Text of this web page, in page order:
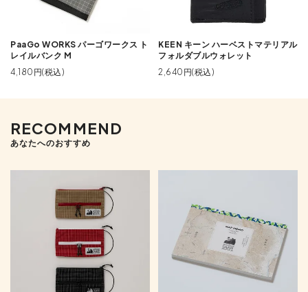
PaaGo WORKS パーゴワークス ト
レイルバンク M
4,180円(税込)
KEEN キーン ハーベストマテリアル
フォルダブルウォレット
2,640円(税込)
RECOMMEND
あなたへのおすすめ